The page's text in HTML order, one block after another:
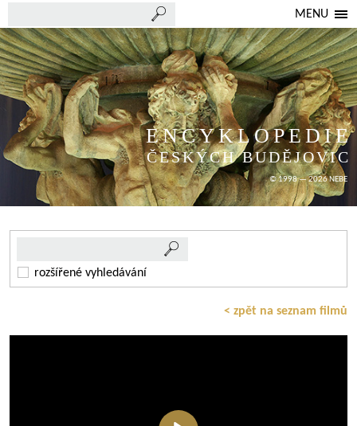
MENU
ENCYKLOPEDIE
ČESKÝCH BUDĚJOVIC
© 1998 — 2026 NEBE
rozšířené vyhledávání
< zpět na seznam filmů